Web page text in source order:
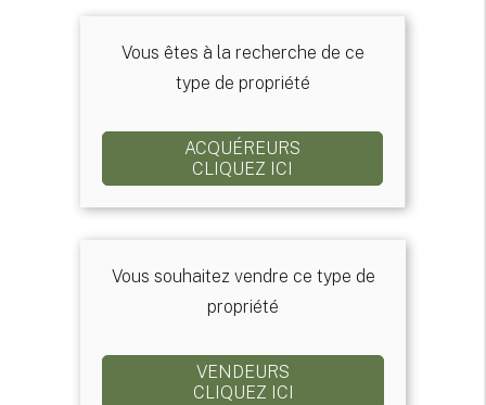
Vous êtes à la recherche de ce
type de propriété
ACQUÉREURS
CLIQUEZ ICI
Vous souhaitez vendre ce type de
propriété
VENDEURS
CLIQUEZ ICI